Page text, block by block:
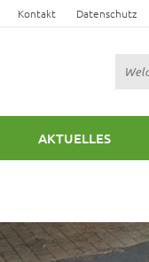
Kontakt Datenschutz
AKTUELLES